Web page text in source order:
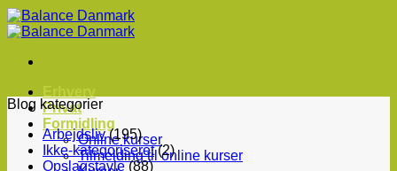
Privat
Formidling
Online kurser
Tilmelding til online kurser
Blog kategorier
Arbejdsliv(195)
Ikke-kategoriseret(2)
Opslagstavle(88)